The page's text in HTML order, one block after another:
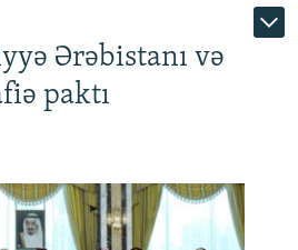
Ərəbistanı və
paktı